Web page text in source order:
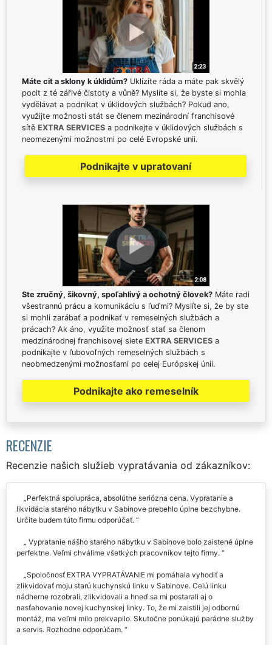
Máte cit a sklony k úklidům? Uklízíte ráda a máte pak skvělý
pocit z té zářivé čistoty a vůně? Myslíte si, že byste si mohla
vydělávat a podnikat v úklidových službách? Pokud ano,
využijte možnosti stát se členem mezinárodní franchisové
sítě EXTRA SERVICES a podnikejte v úklidových službách s
neomezenými možnostmi po celé Evropské unii.
Podnikajte v upratovaní
Ste zručný, šikovný, spoľahlivý a ochotný človek? Máte radi
všestrannú prácu a komunikáciu s ľuďmi? Myslíte si, že by ste
si mohli zarábať a podnikať v remeselných službách a
prácach? Ak áno, využite možnosť stať sa členom
medzinárodnej franchisovej siete EXTRA SERVICES a
podnikajte v ľubovoľných remeselných službách s
neobmedzenými možnosťami po celej Európskej únii.
Podnikajte ako remeselník
RECENZIE
Recenzie našich služieb vypratávania od zákazníkov:
Perfektná spolupráca, absolútne seriózna cena. Vypratanie a
likvidácia starého nábytku v Sabinove prebehlo úplne bezchybne.
Určite budem túto firmu odporúčať.
Vypratanie nášho starého nábytku v Sabinove bolo zaistené úplne
perfektne. Veľmi chválime všetkých pracovníkov tejto firmy.
Spoločnosť EXTRA VYPRATÁVANIE mi pomáhala vyhodiť a
zlikvidovať moju starú kuchynskú linku v Sabinove. Celú linku
nádherne rozobrali, zlikvidovali a hneď sa mi postarali aj o
nasťahovanie novej kuchynskej linky. To, že mi zaistili jej odbornú
montáž, ma veľmi milo prekvapilo. Skutočne ponúkajú parádne služby
a servis. Rozhodne odporúčam.